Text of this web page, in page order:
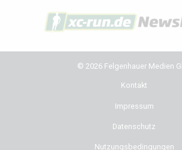
© 2026 Felgenhauer Medien
Kontakt
Impressum
Datenschutz
Nutzungsbedingungen